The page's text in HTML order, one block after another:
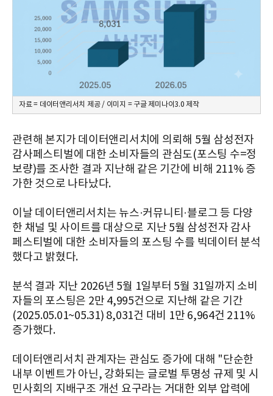
자료 = 데이터앤리서치 제공 / 이미지 = 구글 제미나이3.0 제작
관련해 본지가 데이터앤리서치에 의뢰해 5월 삼성전자
감사페스티벌에 대한 소비자들의 관심도(포스팅 수=정
보량)를 조사한 결과 지난해 같은 기간에 비해 211% 증
가한 것으로 나타났다.
이날 데이터앤리서치는 뉴스·커뮤니티·블로그 등 다양
한 채널 및 사이트를 대상으로 지난 5월 삼성전자 감사
페스티벌에 대한 소비자들의 포스팅 수를 빅데이터 분석
했다고 밝혔다.
분석 결과 지난 2026년 5월 1일부터 5월 31일까지 소비
자들의 포스팅은 2만 4,995건으로 지난해 같은 기간
(2025.05.01~05.31) 8,031건 대비 1만 6,964건 211%
증가했다.
데이터앤리서치 관계자는 관심도 증가에 대해 "단순한
내부 이벤트가 아닌, 강화되는 글로벌 투명성 규제 및 시
민사회의 지배구조 개선 요구라는 거대한 외부 압력에